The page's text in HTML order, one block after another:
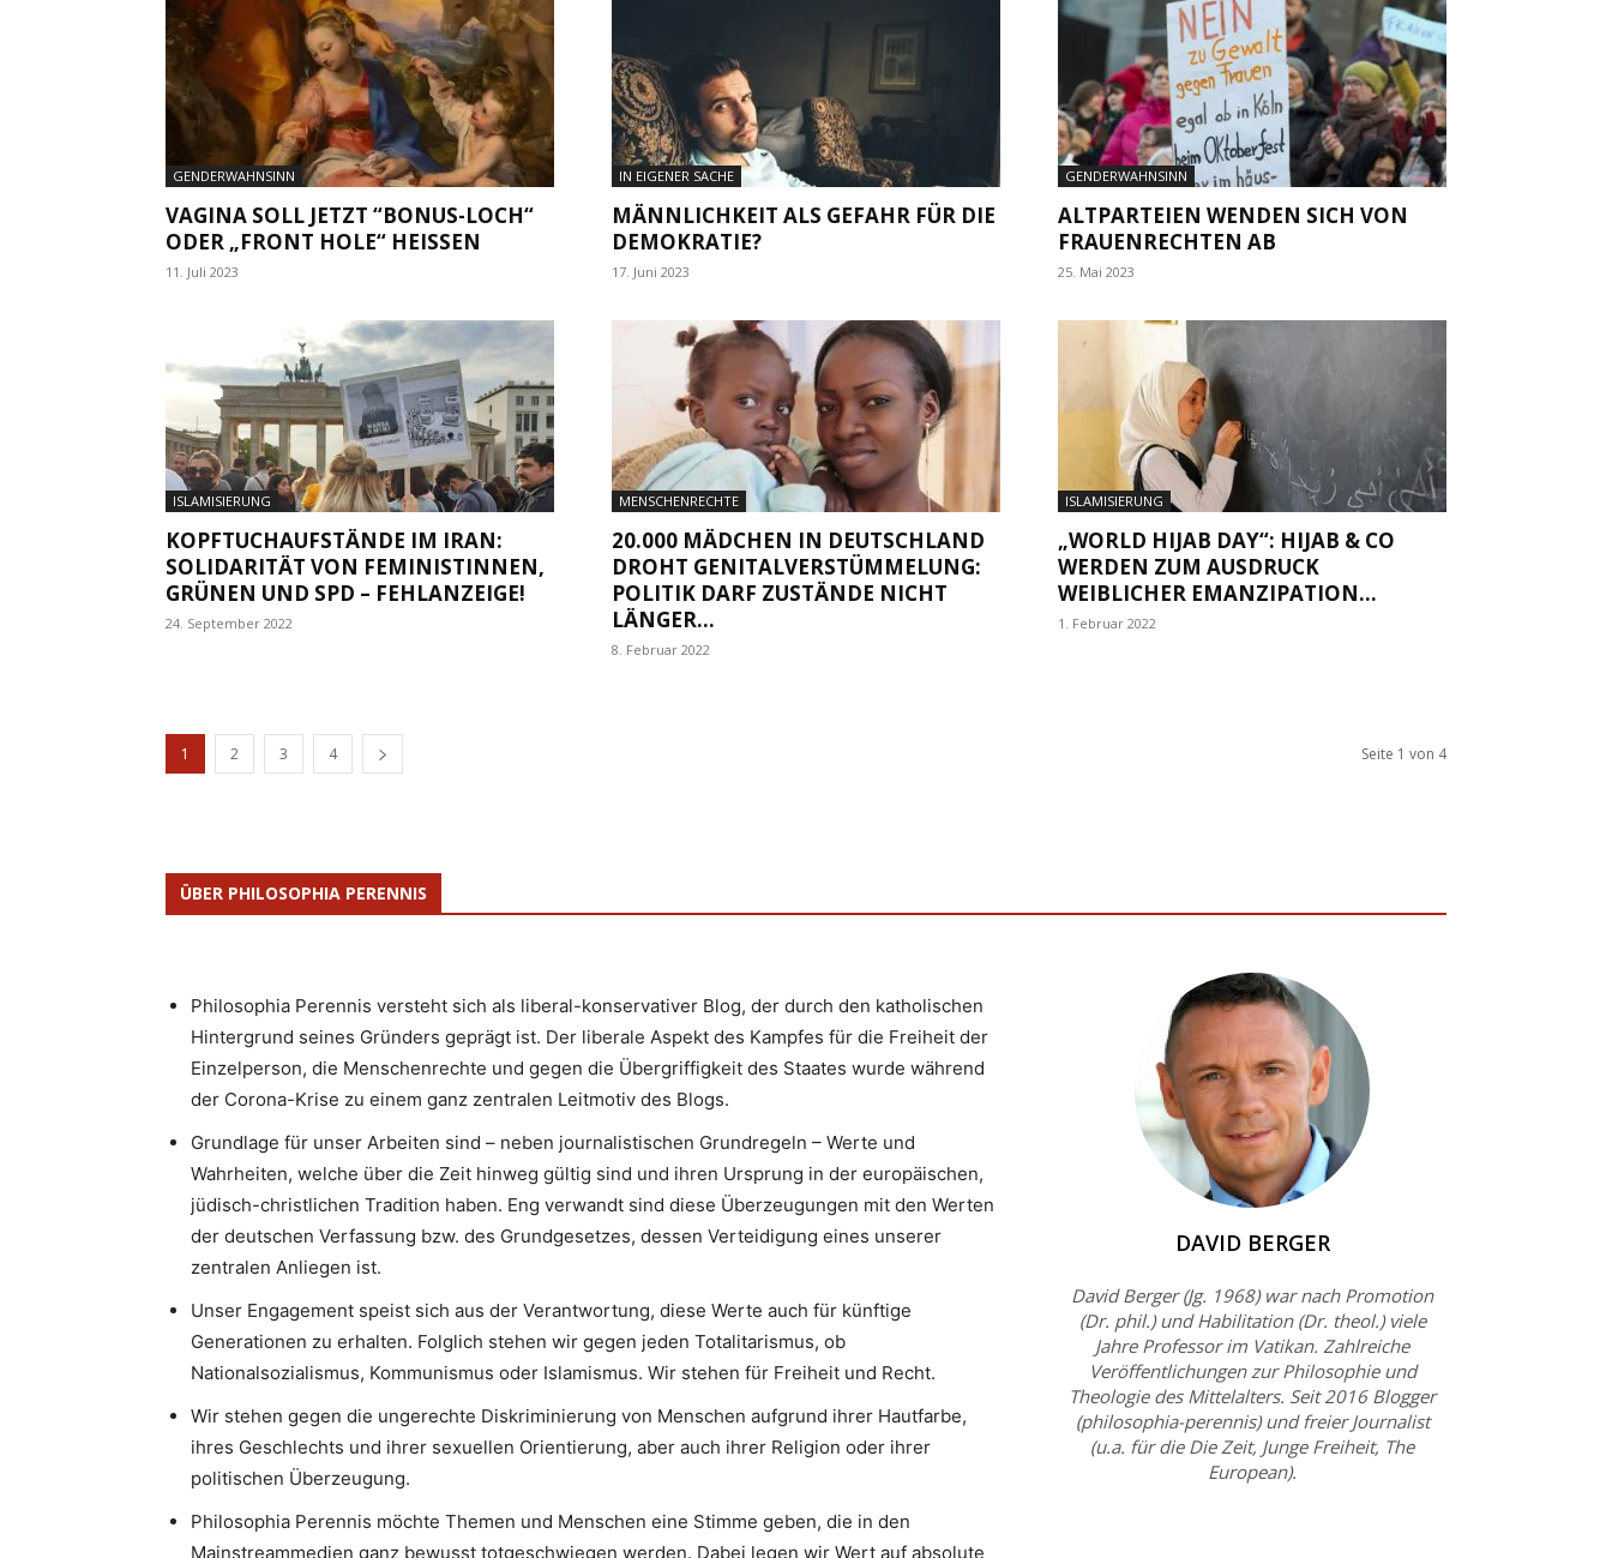
GENDERWAHNSINN
VAGINA SOLL JETZT “BONUS-LOCH“
ODER „FRONT HOLE“ HEISSEN
11. Juli 2023
IN EIGENER SACHE
MÄNNLICHKEIT ALS GEFAHR FÜR DIE
DEMOKRATIE?
17. Juni 2023
GENDERWAHNSINN
ALTPARTEIEN WENDEN SICH VON
FRAUENRECHTEN AB
25. Mai 2023
ISLAMISIERUNG
KOPFTUCHAUFSTÄNDE IM IRAN:
SOLIDARITÄT VON FEMINISTINNEN,
GRÜNEN UND SPD – FEHLANZEIGE!
24. September 2022
MENSCHENRECHTE
20.000 MÄDCHEN IN DEUTSCHLAND
DROHT GENITALVERSTÜMMELUNG:
POLITIK DARF ZUSTÄNDE NICHT
LÄNGER...
8. Februar 2022
ISLAMISIERUNG
„WORLD HIJAB DAY“: HIJAB & CO
WERDEN ZUM AUSDRUCK
WEIBLICHER EMANZIPATION...
1. Februar 2022
1 2 3 4 Seite 1 von 4
ÜBER PHILOSOPHIA PERENNIS
Philosophia Perennis versteht sich als liberal-konservativer Blog, der durch den katholischen
Hintergrund seines Gründers geprägt ist. Der liberale Aspekt des Kampfes für die Freiheit der
Einzelperson, die Menschenrechte und gegen die Übergriffigkeit des Staates wurde während
der Corona-Krise zu einem ganz zentralen Leitmotiv des Blogs.
Grundlage für unser Arbeiten sind – neben journalistischen Grundregeln – Werte und
Wahrheiten, welche über die Zeit hinweg gültig sind und ihren Ursprung in der europäischen,
jüdisch-christlichen Tradition haben. Eng verwandt sind diese Überzeugungen mit den Werten
der deutschen Verfassung bzw. des Grundgesetzes, dessen Verteidigung eines unserer
zentralen Anliegen ist.
Unser Engagement speist sich aus der Verantwortung, diese Werte auch für künftige
Generationen zu erhalten. Folglich stehen wir gegen jeden Totalitarismus, ob
Nationalsozialismus, Kommunismus oder Islamismus. Wir stehen für Freiheit und Recht.
Wir stehen gegen die ungerechte Diskriminierung von Menschen aufgrund ihrer Hautfarbe,
ihres Geschlechts und ihrer sexuellen Orientierung, aber auch ihrer Religion oder ihrer
politischen Überzeugung.
Philosophia Perennis möchte Themen und Menschen eine Stimme geben, die in den
Mainstreammedien ganz bewusst totgeschwiegen werden. Dabei legen wir Wert auf absolute
DAVID BERGER
David Berger (Jg. 1968) war nach Promotion
(Dr. phil.) und Habilitation (Dr. theol.) viele
Jahre Professor im Vatikan. Zahlreiche
Veröffentlichungen zur Philosophie und
Theologie des Mittelalters. Seit 2016 Blogger
(philosophia-perennis) und freier Journalist
(u.a. für die Die Zeit, Junge Freiheit, The
European).